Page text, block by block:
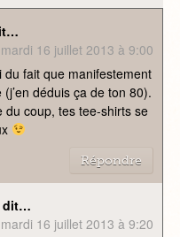
mardi 16 juillet 2013 à 9:00
du fait que manifestement
déduis ça de ton 80).
du coup, tes tee-shirts se
Répondre
dit…
mardi 16 juillet 2013 à 9:20